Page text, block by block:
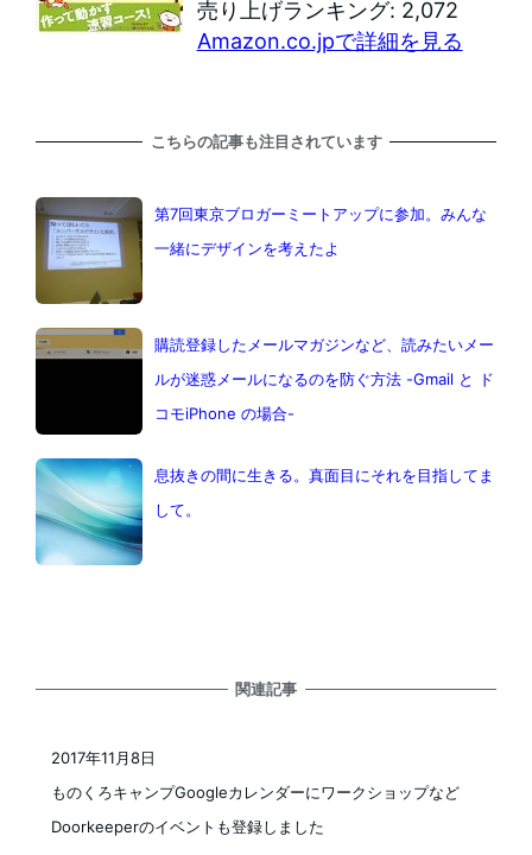
売り上げランキング: 2,072
Amazon.co.jpで詳細を見る
こちらの記事も注目されています
第7回東京ブロガーミートアップに参加。みんな
一緒にデザインを考えたよ
購読登録したメールマガジンなど、読みたいメー
ルが迷惑メールになるのを防ぐ方法 -Gmail と ド
コモiPhone の場合-
息抜きの間に生きる。真面目にそれを目指してま
して。
関連記事
ものくろキャンプGoogleカレンダーにワークショップなど
Doorkeeperのイベントも登録しました
2017年11月8日